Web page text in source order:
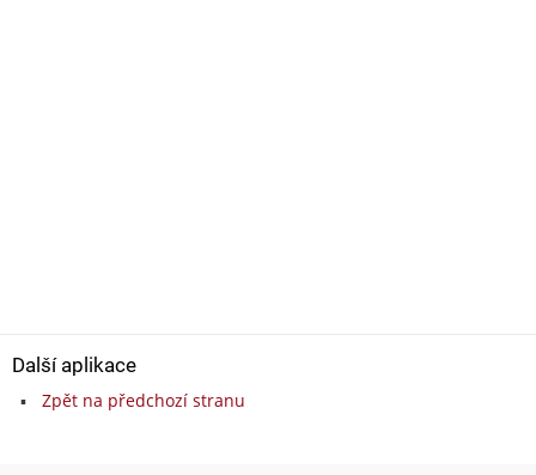
Další aplikace
Zpět na předchozí stranu